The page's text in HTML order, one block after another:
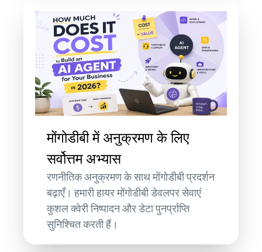
मोंगोडीबी में अनुक्रमण के लिए
सर्वोत्तम अभ्यास
रणनीतिक अनुक्रमण के साथ मोंगोडीबी प्रदर्शन
बढ़ाएँ। हमारी हायर मोंगोडीबी डेवलपर सेवाएं
कुशल क्वेरी निष्पादन और डेटा पुनर्प्राप्ति
सुनिश्चित करती हैं।